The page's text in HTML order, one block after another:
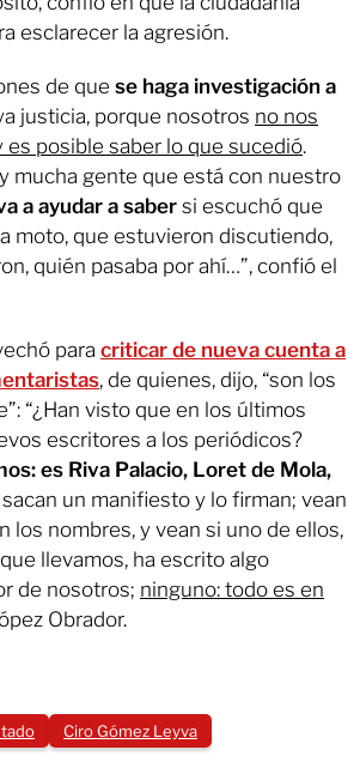
esclarecer la agresión.
de que se haga investigación a
justicia, porque nosotros no nos
es posible saber lo que sucedió.
mucha gente que está con nuestro
a ayudar a saber si escuchó que
moto, que estuvieron discutiendo,
quién pasaba por ahí…”, confió el
para criticar de nueva cuenta a
, de quienes, dijo, “son los
“¿Han visto que en los últimos
escritores a los periódicos?
es Riva Palacio, Loret de Mola,
un manifiesto y lo firman; vean
los nombres, y vean si uno de ellos,
llevamos, ha escrito algo
de nosotros; ninguno: todo es en
Obrador.
Ciro Gómez Leyva